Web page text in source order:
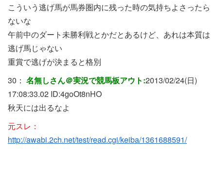
こういう逃げ馬が馬券圏内に残った時の気持ちよさったら
ないな
午前中のダート未勝利戦とかだとあるけど、あれは本質は
逃げ馬じゃない
重賞で逃げが決まると格別
30： 名無しさん＠実況で競馬板アウト:2013/02/24(日)
17:08:33.02 ID:4goOt8nHO
秋天には出るなよ
元スレ：
http://awabi.2ch.net/test/read.cgi/keiba/1361688591/